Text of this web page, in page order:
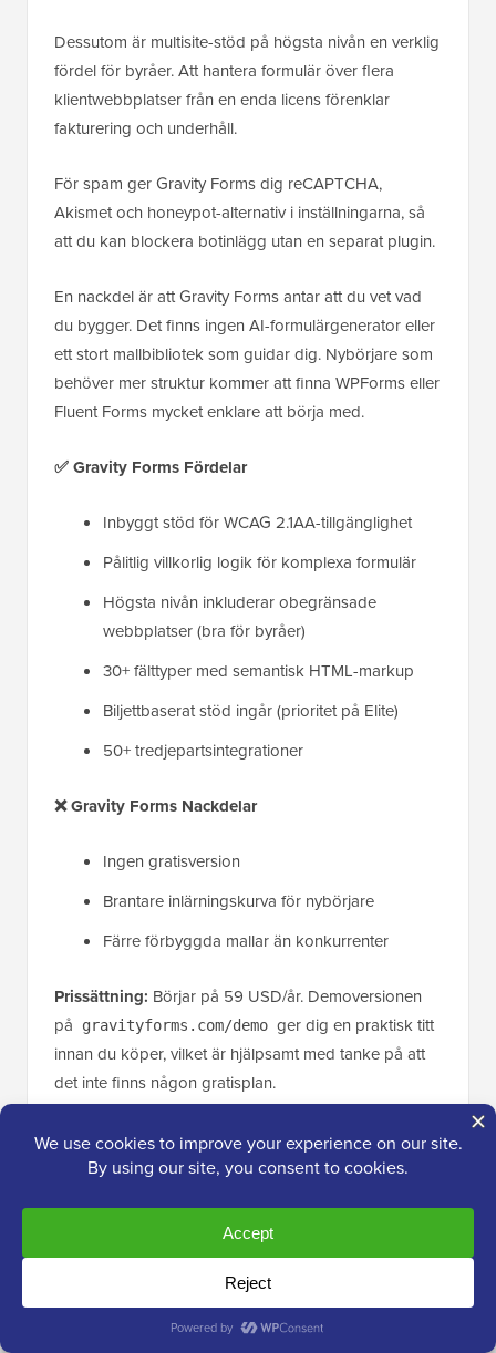
Dessutom är multisite-stöd på högsta nivån en verklig
fördel för byråer. Att hantera formulär över flera
klientwebbplatser från en enda licens förenklar
fakturering och underhåll.
För spam ger Gravity Forms dig reCAPTCHA,
Akismet och honeypot-alternativ i inställningarna, så
att du kan blockera botinlägg utan en separat plugin.
En nackdel är att Gravity Forms antar att du vet vad
du bygger. Det finns ingen AI-formulärgenerator eller
ett stort mallbibliotek som guidar dig. Nybörjare som
behöver mer struktur kommer att finna WPForms eller
Fluent Forms mycket enklare att börja med.
✅ Gravity Forms Fördelar
Inbyggt stöd för WCAG 2.1AA-tillgänglighet
Pålitlig villkorlig logik för komplexa formulär
Högsta nivån inkluderar obegränsade
webbplatser (bra för byråer)
30+ fälttyper med semantisk HTML-markup
Biljettbaserat stöd ingår (prioritet på Elite)
50+ tredjepartsintegrationer
❌ Gravity Forms Nackdelar
Ingen gratisversion
Brantare inlärningskurva för nybörjare
Färre förbyggda mallar än konkurrenter
Prissättning: Börjar på 59 USD/år. Demoversionen
på
gravityforms.com/demo ger dig en praktisk titt
innan du köper, vilket är hjälpsamt med tanke på att
det inte finns någon gratisplan.
Varför jag rekommenderar Gravity Forms:Det är
det mest pålitliga alternativet jag har testat för
hanterar flera klientwebbplatser får stort värde från
Elite-nivåns licensiering för obegränsade webbplatser.
4. Contact Form 7 – Bästa gratis,
lättviktiga kontaktformulärsplugin